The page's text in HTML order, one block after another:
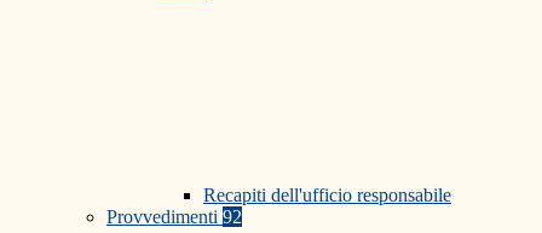
Recapiti dell'ufficio responsabile
Provvedimenti 92